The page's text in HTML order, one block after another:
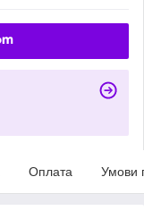
Оплата Умови